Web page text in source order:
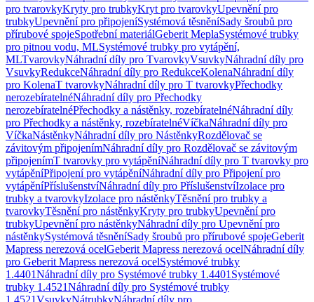
pro tvarovkyKryty pro trubkyKryt pro tvarovkyUpevnění pro
trubkyUpevnění pro připojeníSystémová těsněníSady šroubů pro
přírubové spojeSpotřební materiálGeberit MeplaSystémové trubky
pro pitnou vodu, MLSystémové trubky pro vytápění,
MLTvarovkyNáhradní díly pro TvarovkyVsuvkyNáhradní díly pro
VsuvkyRedukceNáhradní díly pro RedukceKolenaNáhradní díly
pro KolenaT tvarovkyNáhradní díly pro T tvarovkyPřechodky
nerozebíratelnéNáhradní díly pro Přechodky
nerozebíratelnéPřechodky a nástěnky, rozebíratelnéNáhradní díly
pro Přechodky a nástěnky, rozebíratelnéVíčkaNáhradní díly pro
VíčkaNástěnkyNáhradní díly pro NástěnkyRozdělovač se
závitovým připojenímNáhradní díly pro Rozdělovač se závitovým
připojenímT tvarovky pro vytápěníNáhradní díly pro T tvarovky pro
vytápěníPřipojení pro vytápěníNáhradní díly pro Připojení pro
vytápěníPříslušenstvíNáhradní díly pro PříslušenstvíIzolace pro
trubky a tvarovkyIzolace pro nástěnkyTěsnění pro trubky a
tvarovkyTěsnění pro nástěnkyKryty pro trubkyUpevnění pro
trubkyUpevnění pro nástěnkyNáhradní díly pro Upevnění pro
nástěnkySystémová těsněníSady šroubů pro přírubové spojeGeberit
Mapress nerezová ocelGeberit Mapress nerezová ocelNáhradní díly
pro Geberit Mapress nerezová ocelSystémové trubky
1.4401Náhradní díly pro Systémové trubky 1.4401 Systémové
trubky 1.4521Náhradní díly pro Systémové trubky
1.4521VsuvkyNátrubkyNáhradní díly pro